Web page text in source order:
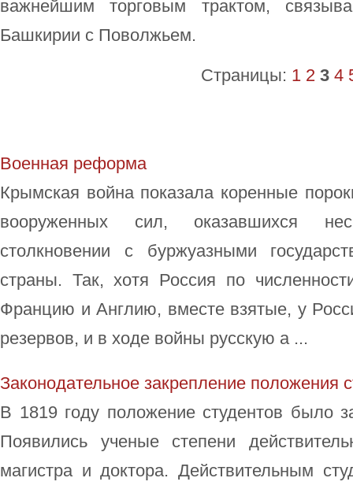
важнейшим торговым трактом,
Башкирии с Поволжьем.
Страницы: 1 2 3 4
Военная реформа
Крымская война показала коренные
вооруженных сил, оказавшихся
столкновении с буржуазными
страны. Так, хотя Россия по
Францию и Англию, вместе взятые, у
резервов, и в ходе войны русскую а ...
Законодательное закрепление положения
В 1819 году положение студентов было
Появились ученые степени
магистра и доктора. Действительным